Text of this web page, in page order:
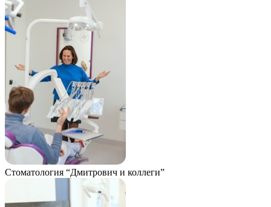
Стоматология “Дмитрович и коллеги”